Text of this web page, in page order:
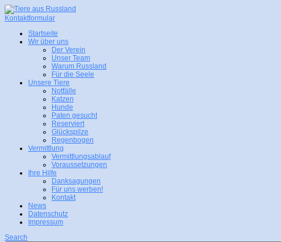
Kontaktformular
Startseite
Wir über uns
Der Verein
Unser Team
Warum Russland
Für die Seele
Unsere Tiere
Notfälle
Katzen
Hunde
Paten gesucht
Reserviert
Glückspilze
Regenbogen
Vermittlung
Vermittlungsablauf
Voraussetzungen
Ihre Hilfe
Danksagungen
Für uns werben!
Kontakt
News
Datenschutz
Impressum
Search